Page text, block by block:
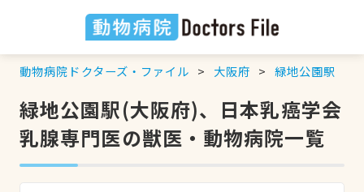
動物病院ドクターズ・ファイル 大阪府 緑地公園駅
緑地公園駅(大阪府)、日本乳癌学会
乳腺専門医の獣医・動物病院一覧